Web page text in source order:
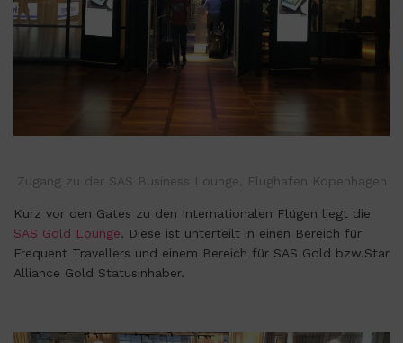
Zugang zu der SAS Business Lounge, Flughafen Kopenhagen
Kurz vor den Gates zu den Internationalen Flügen liegt die
SAS Gold Lounge. Diese ist unterteilt in einen Bereich für
Frequent Travellers und einem Bereich für SAS Gold bzw.Star
Alliance Gold Statusinhaber.